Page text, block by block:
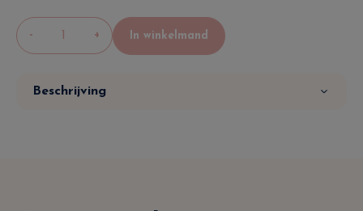
- + In winkelmand
Beschrijving